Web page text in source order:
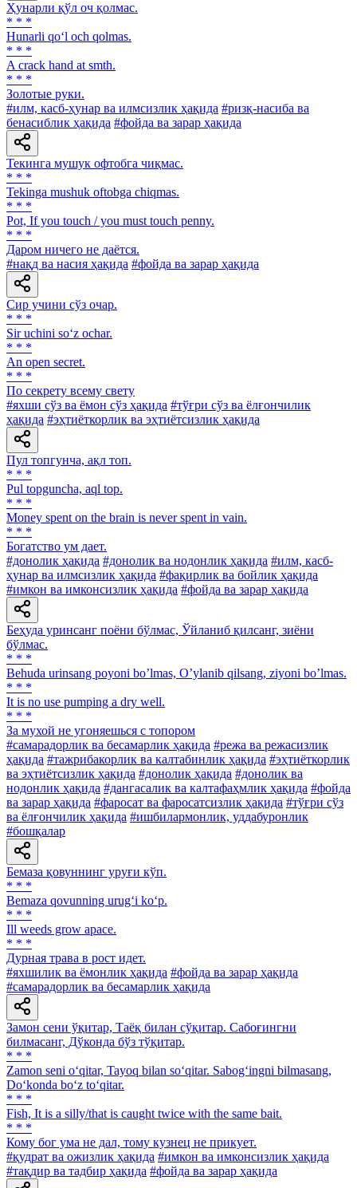
Ҳунарли қўл оч қолмас.
* * *
Hunarli qo‘l och qolmas.
* * *
A crack hand at smth.
* * *
Золотые руки.
#илм, касб-ҳунар ва илмсизлик ҳақида #ризқ-насиба ва
бенасиблик ҳақида #фойда ва зарар ҳақида
Текинга мушук офтобга чиқмас.
* * *
Tekinga mushuk oftobga chiqmas.
* * *
Pot, If you touch / you must touch penny.
* * *
Даром ничего не даётся.
#нақд ва насия ҳақида #фойда ва зарар ҳақида
Сир учини сўз очар.
* * *
Sir uchini so‘z ochar.
* * *
An open secret.
* * *
По секрету всему свету
#яхши сўз ва ёмон сўз ҳақида #тўғри сўз ва ёлғончилик
ҳақида #эҳтиёткорлик ва эҳтиётсизлик ҳақида
Пул топгунча, ақл топ.
* * *
Pul topguncha, aql top.
* * *
Money spent on the brain is never spent in vain.
* * *
Богатство ум дает.
#донолик ҳақида #донолик ва нодонлик ҳақида #илм, касб-
ҳунар ва илмсизлик ҳақида #фақирлик ва бойлик ҳақида
#имкон ва имконсизлик ҳақида #фойда ва зарар ҳақида
Беҳуда уринсанг поёни бўлмас, Ўйланиб қилсанг, зиёни
бўлмас.
* * *
Behuda urinsang poyoni boʼlmas, Oʼylanib qilsang, ziyoni boʼlmas.
* * *
It is no use pumping a dry well.
* * *
За мухой не угоняешься с топором
#самарадорлик ва бесамарлик ҳақида #режа ва режасизлик
ҳақида #тажрибакорлик ва калтабинлик ҳақида #эҳтиёткорлик
ва эҳтиётсизлик ҳақида #донолик ҳақида #донолик ва
нодонлик ҳақида #дангасалик ва калтафаҳмлик ҳақида #фойда
ва зарар ҳақида #фаросат ва фаросатсизлик ҳақида #тўғри сўз
ва ёлғончилик ҳақида #ишбилармонлик, уддабуронлик
#бошқалар
Бемаза қовуннинг уруғи кўп.
* * *
Bemaza qovunning urug‘i ko‘p.
* * *
Ill weeds grow apace.
* * *
Дурная трава в рост идет.
#яхшилик ва ёмонлик ҳақида #фойда ва зарар ҳақида
#самарадорлик ва бесамарлик ҳақида
Замон сени ўқитар, Таёқ билан сўқитар. Сабоғингни
билмасанг, Дўконда бўз тўқитар.
* * *
Zamon seni o‘qitar, Tayoq bilan so‘qitar. Sabog‘ingni bilmasang,
Do‘konda bo‘z to‘qitar.
* * *
Fish, It is a silly/that is caught twice with the same bait.
* * *
Кому бог ума не дал, тому кузнец не прикует.
#қудрат ва ожизлик ҳақида #имкон ва имконсизлик ҳақида
#тақдир ва тадбир ҳақида #фойда ва зарар ҳақида